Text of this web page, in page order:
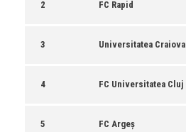
2 FC Rapid
3 Universitatea Craiova
4 FC Universitatea Cluj
5 FC Argeș